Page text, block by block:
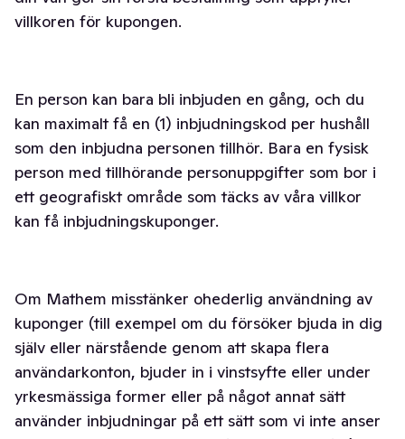
villkoren för kupongen.
En person kan bara bli inbjuden en gång, och du
kan maximalt få en (1) inbjudningskod per hushåll
som den inbjudna personen tillhör. Bara en fysisk
person med tillhörande personuppgifter som bor i
ett geografiskt område som täcks av våra villkor
kan få inbjudningskuponger.
Om Mathem misstänker ohederlig användning av
kuponger (till exempel om du försöker bjuda in dig
själv eller närstående genom att skapa flera
användarkonton, bjuder in i vinstsyfte eller under
yrkesmässiga former eller på något annat sätt
använder inbjudningar på ett sätt som vi inte anser